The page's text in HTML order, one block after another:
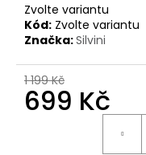
Zvolte variantu
Kód: Zvolte variantu
Značka:Silvini
1 199 Kč
699 Kč
u
č
u